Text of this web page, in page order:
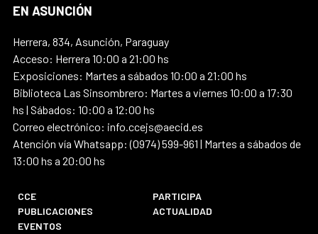
EN ASUNCIÓN
Herrera, 834, Asunción, Paraguay
Acceso: Herrera 10:00 a 21:00 hs
Exposiciones: Martes a sábados 10:00 a 21:00 hs
Biblioteca Las Sinsombrero: Martes a viernes 10:00 a 17:30
hs | Sábados: 10:00 a 12:00 hs
Correo electrónico: info.ccejs@aecid.es
Atención vía Whatsapp: (0974) 599-961 | Martes a sábados de
13:00 hs a 20:00 hs
CCE
PARTICIPA
PUBLICACIONES
ACTUALIDAD
EVENTOS